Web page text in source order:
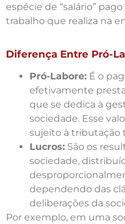
espécie de “salário”
trabalho que realiza na
Diferença Entre Pró-
Pró-Labore: É o
efetivamente
que se dedica à
sociedade. Esse
sujeito à tributação
Lucros: São os
sociedade,
dependendo das
deliberações da
Por exemplo, em uma